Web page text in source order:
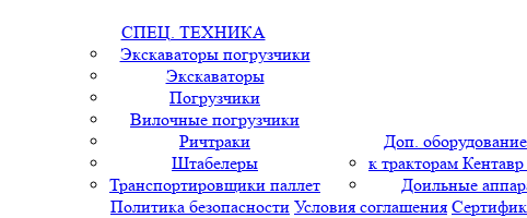
СПЕЦ. ТЕХНИКА
Экскаваторы погрузчики
Экскаваторы
Погрузчики
Вилочные погрузчики
Ричтраки
Штабелеры
Транспортировщики паллет
Доп. оборудование
к тракторам
Доильные
Политика безопасности Условия соглашения